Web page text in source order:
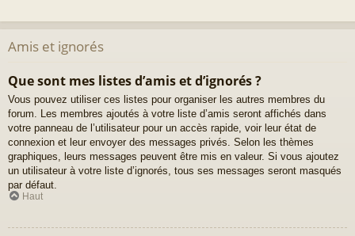
Amis et ignorés
Que sont mes listes d’amis et d’ignorés ?
Vous pouvez utiliser ces listes pour organiser les autres membres du
forum. Les membres ajoutés à votre liste d’amis seront affichés dans
votre panneau de l’utilisateur pour un accès rapide, voir leur état de
connexion et leur envoyer des messages privés. Selon les thèmes
graphiques, leurs messages peuvent être mis en valeur. Si vous ajoutez
un utilisateur à votre liste d’ignorés, tous ses messages seront masqués
par défaut.
Haut